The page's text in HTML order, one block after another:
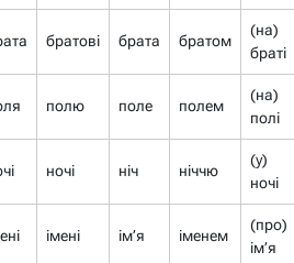
братові брата братом
(на)
браті
полю поле полем
(на)
полі
ночі ніч ніччю
(у)
ночі
імені ім’я іменем
(про)
ім’я